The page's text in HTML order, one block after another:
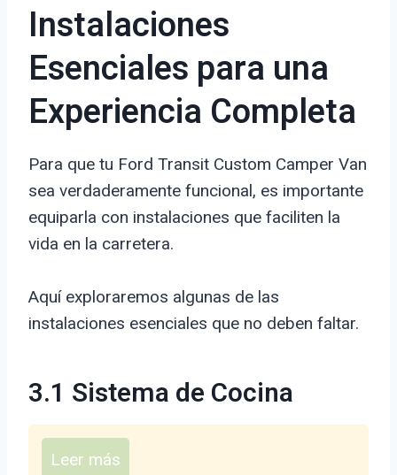
Instalaciones
Esenciales para una
Experiencia Completa
Para que tu Ford Transit Custom Camper Van
sea verdaderamente funcional, es importante
equiparla con instalaciones que faciliten la
vida en la carretera.
Aquí exploraremos algunas de las
instalaciones esenciales que no deben faltar.
3.1 Sistema de Cocina
Leer más